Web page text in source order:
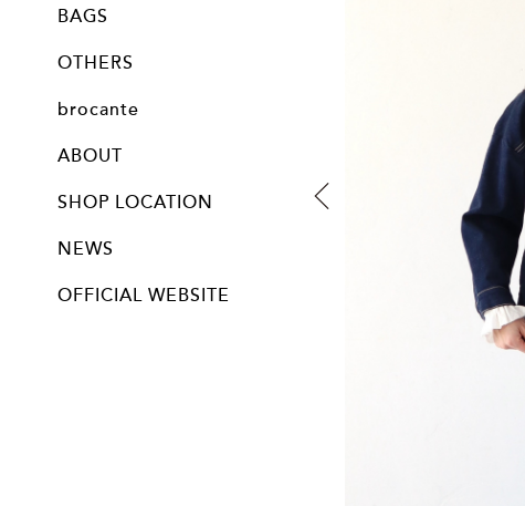
BAGS
OTHERS
brocante
ABOUT
SHOP LOCATION
NEWS
OFFICIAL WEBSITE